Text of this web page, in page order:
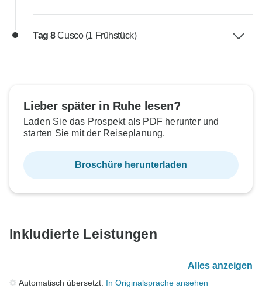
Tag 8Cusco (1 Frühstück)
Lieber später in Ruhe lesen?
Laden Sie das Prospekt als PDF herunter und
starten Sie mit der Reiseplanung.
Broschüre herunterladen
Inkludierte Leistungen
Alles anzeigen
Automatisch übersetzt. In Originalsprache ansehen